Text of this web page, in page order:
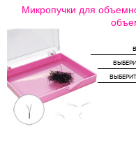
Микропучки для